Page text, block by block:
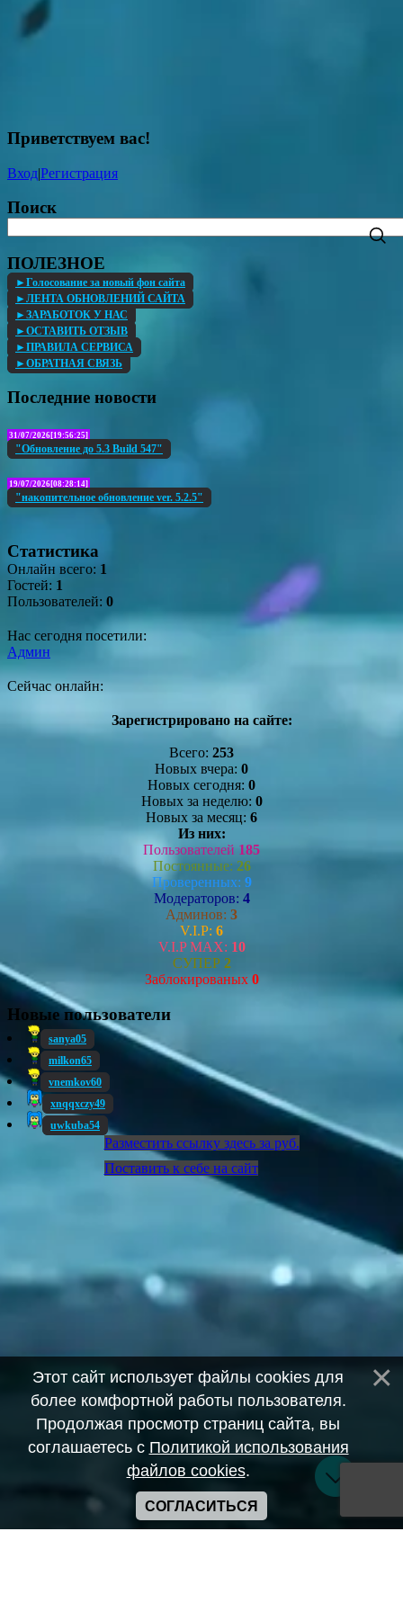
Приветствуем вас!
Вход|Регистрация
Поиск
ПОЛЕЗНОЕ
►Голосование за новый фон сайта
►ЛЕНТА ОБНОВЛЕНИЙ САЙТА
►ЗАРАБОТОК У НАС
►ОСТАВИТЬ ОТЗЫВ
►ПРАВИЛА СЕРВИСА
►ОБРАТНАЯ СВЯЗЬ
Последние новости
31/07/2026[19:56:25]
"Обновление до 5.3 Build 547"
19/07/2026[08:28:14]
"накопительное обновление ver. 5.2.5"
Статистика
Онлайн всего: 1
Гостей: 1
Пользователей: 0
Нас сегодня посетили:
Админ
Сейчас онлайн:
Зарегистрировано на сайте:
Всего: 253
Новых вчера: 0
Новых сегодня: 0
Новых за неделю: 0
Новых за месяц: 6
Из них:
Пользователей 185
Постоянные: 26
Проверенных: 9
Модераторов: 4
Админов: 3
V.I.P: 6
V.I.P MAX: 10
СУПЕР 2
Заблокированых 0
Новые пользователи
sanya05
milkon65
vnemkov60
xnqqxczy49
uwkuba54
Разместить ссылку здесь за руб.
Поставить к себе на сайт
Этот сайт использует файлы cookies для
более комфортной работы пользователя.
Продолжая просмотр страниц сайта, вы
соглашаетесь с Политикой использования
файлов cookies.
СОГЛАСИТЬСЯ